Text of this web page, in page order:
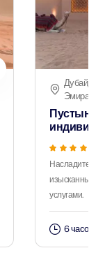
Дубай,
Эмираты
Насладитесь
изысканным
услугами.
6 часов